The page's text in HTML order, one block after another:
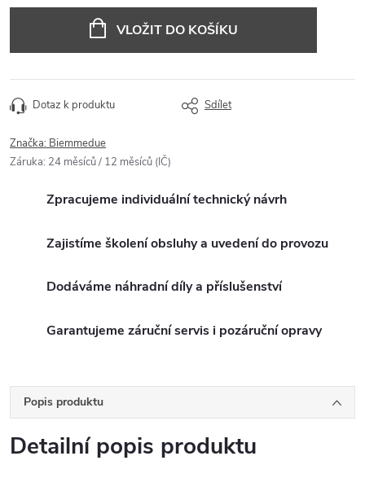
VLOŽIT DO KOŠÍKU
Dotaz k produktu Sdílet
Značka: Biemmedue
Záruka: 24 měsíců / 12 měsíců (IČ)
Zpracujeme individuální technický návrh
Zajistíme školení obsluhy a uvedení do provozu
Dodáváme náhradní díly a příslušenství
Garantujeme záruční servis i pozáruční opravy
Popis produktu
Detailní popis produktu